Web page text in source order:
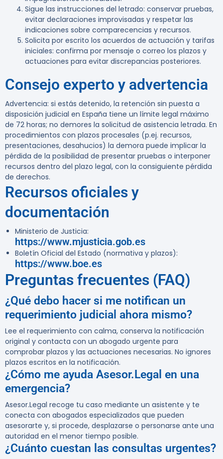
Sigue las instrucciones del letrado: conservar pruebas,
evitar declaraciones improvisadas y respetar las
indicaciones sobre comparecencias y recursos.
Solicita por escrito los acuerdos de actuación y tarifas
iniciales: confirma por mensaje o correo los plazos y
actuaciones para evitar discrepancias posteriores.
Consejo experto y advertencia
Advertencia: si estás detenido, la retención sin puesta a
disposición judicial en España tiene un límite legal máximo
de 72 horas; no demores la solicitud de asistencia letrada. En
procedimientos con plazos procesales (p.ej. recursos,
presentaciones, desahucios) la demora puede implicar la
pérdida de la posibilidad de presentar pruebas o interponer
recursos dentro del plazo legal, con la consiguiente pérdida
de derechos.
Recursos oficiales y
documentación
Ministerio de Justicia:
https://www.mjusticia.gob.es
Boletín Oficial del Estado (normativa y plazos):
https://www.boe.es
Preguntas frecuentes (FAQ)
¿Qué debo hacer si me notifican un
requerimiento judicial ahora mismo?
Lee el requerimiento con calma, conserva la notificación
original y contacta con un abogado urgente para
comprobar plazos y las actuaciones necesarias. No ignores
plazos escritos en la notificación.
¿Cómo me ayuda Asesor.Legal en una
emergencia?
Asesor.Legal recoge tu caso mediante un asistente y te
conecta con abogados especializados que pueden
asesorarte y, si procede, desplazarse o personarse ante una
autoridad en el menor tiempo posible.
¿Cuánto cuestan las consultas urgentes?